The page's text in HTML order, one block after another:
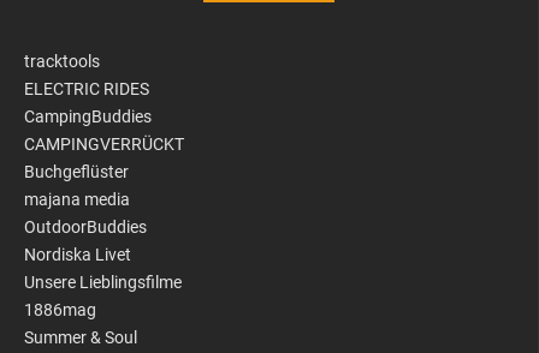
tracktools
ELECTRIC RIDES
CampingBuddies
CAMPINGVERRÜCKT
Buchgeflüster
majana media
OutdoorBuddies
Nordiska Livet
Unsere Lieblingsfilme
1886mag
Summer & Soul